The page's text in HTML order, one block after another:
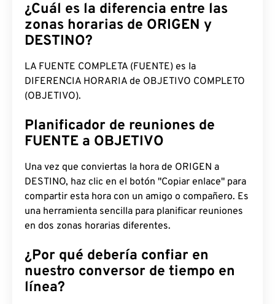
¿Cuál es la diferencia entre las
zonas horarias de ORIGEN y
DESTINO?
LA FUENTE COMPLETA (FUENTE) es la
DIFERENCIA HORARIA de OBJETIVO COMPLETO
(OBJETIVO).
Planificador de reuniones de
FUENTE a OBJETIVO
Una vez que conviertas la hora de ORIGEN a
DESTINO, haz clic en el botón "Copiar enlace" para
compartir esta hora con un amigo o compañero. Es
una herramienta sencilla para planificar reuniones
en dos zonas horarias diferentes.
¿Por qué debería confiar en
nuestro conversor de tiempo en
línea?